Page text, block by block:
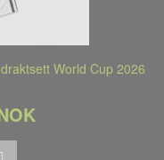
World Cup 2026